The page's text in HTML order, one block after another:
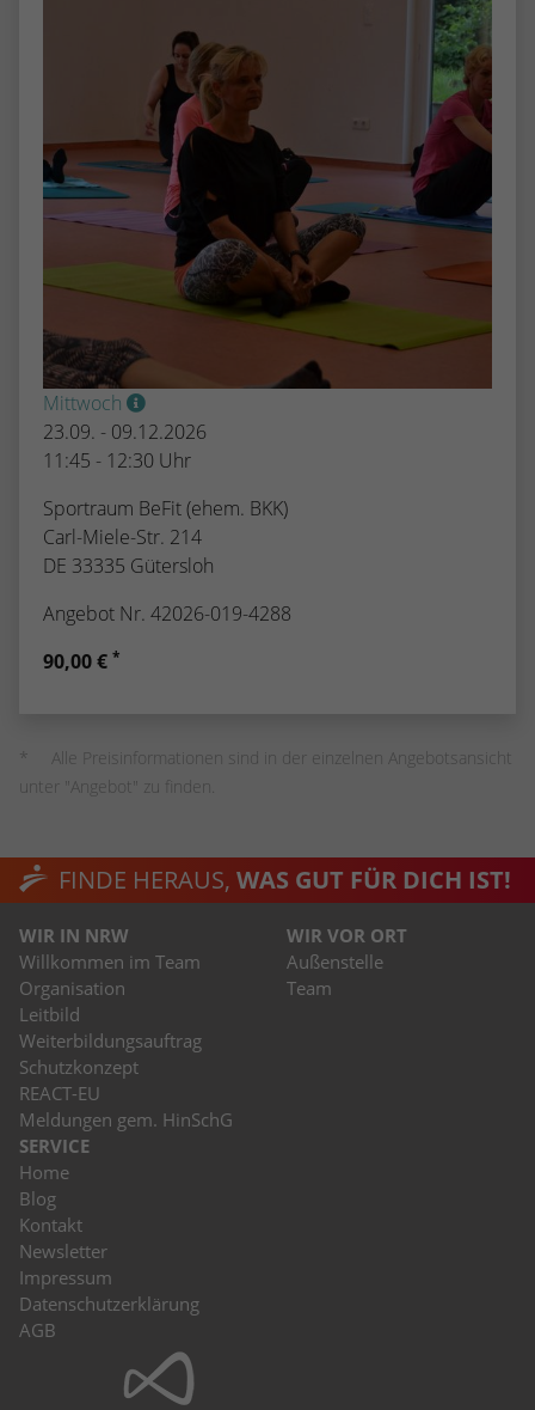
Mittwoch
23.09. - 09.12.2026
11:45 - 12:30 Uhr
Sportraum BeFit (ehem. BKK)
Carl-Miele-Str. 214
DE 33335 Gütersloh
Angebot Nr. 42026-019-4288
90,00 € *
Alle Preisinformationen sind in der einzelnen Angebotsansicht
unter "Angebot" zu finden.
FINDE HERAUS, WAS GUT FÜR DICH IST!
WIR IN NRW
Willkommen im Team
Organisation
Leitbild
Weiterbildungsauftrag
Schutzkonzept
REACT-EU
Meldungen gem. HinSchG
WIR VOR ORT
Außenstelle
Team
SERVICE
Home
Blog
Kontakt
Newsletter
Impressum
Datenschutzerklärung
AGB